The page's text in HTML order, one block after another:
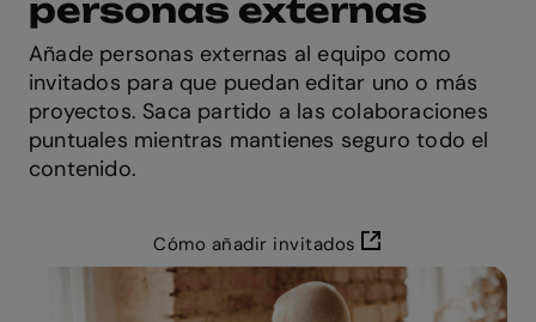
personas externas
Añade personas externas al equipo como
invitados para que puedan editar uno o más
proyectos. Saca partido a las colaboraciones
puntuales mientras mantienes seguro todo el
contenido.
Cómo añadir invitados